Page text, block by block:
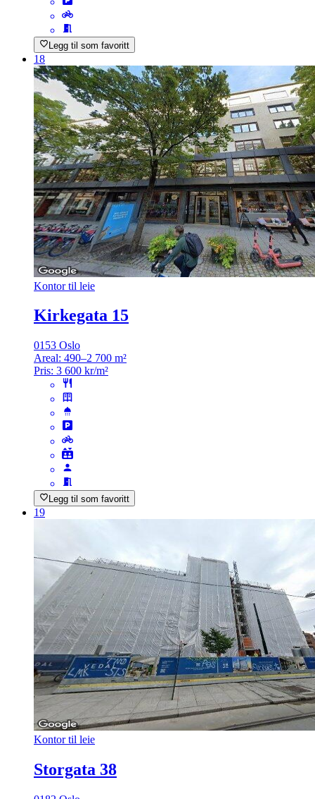
Legg til som favoritt
18
Kontor til leie
Kirkegata 15
0153 Oslo
Areal: 490–2 700 m²
Pris: 3 600 kr/m²
Legg til som favoritt
19
Kontor til leie
Storgata 38